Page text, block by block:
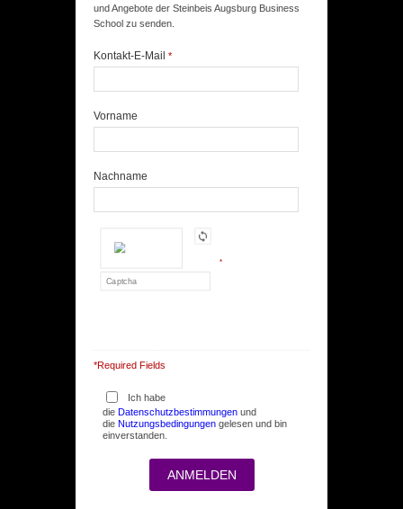
und Angebote der Steinbeis Augsburg Business
School zu senden.
Kontakt-E-Mail *
Vorname
Nachname
*
*Required Fields
Ich habe
die Datenschutzbestimmungen und
die Nutzungsbedingungen gelesen und bin
einverstanden.